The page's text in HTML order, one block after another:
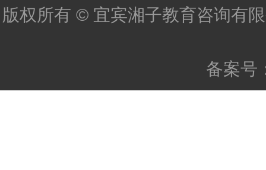
版权所有 © 宜宾湘子教育咨询有
备案号